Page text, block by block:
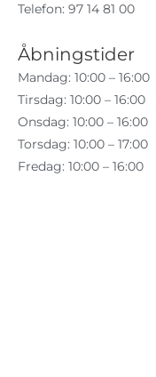
Telefon: 97 14 81 00
Åbningstider
Mandag: 10:00 – 16:00
Tirsdag: 10:00 – 16:00
Onsdag: 10:00 – 16:00
Torsdag: 10:00 – 17:00
Fredag: 10:00 – 16:00